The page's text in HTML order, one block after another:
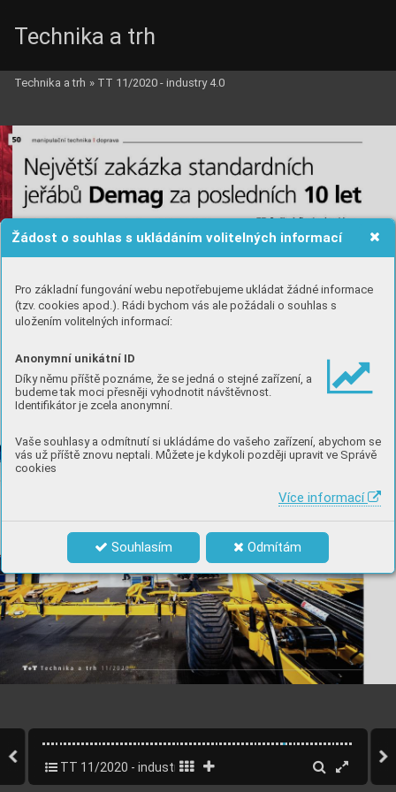
Žádost o souhlas s ukládáním volitelných informací
Pro základní fungování webu nepotřebujeme ukládat žádné informace
(tzv. cookies apod.). Rádi bychom vás ale požádali o souhlas s
uložením volitelných informací:
Anonymní unikátní ID
Díky němu příště poznáme, že se jedná o stejné zařízení, a
budeme tak moci přesněji vyhodnotit návštěvnost.
Identifikátor je zcela anonymní.
Vaše souhlasy a odmítnutí si ukládáme do vašeho zařízení, abychom se
vás už příště znovu neptali. Můžete je kdykoli později upravit ve Správě
cookies
Více informací
Souhlasím Odmítám
Technika a trh
Technika a trh » TT 11/2020 - industry 4.0
TT 11/2020 - industry 4.0 52